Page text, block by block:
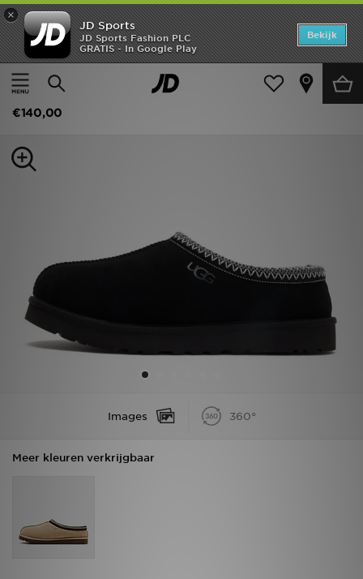
×
JD Sports
JD Sports Fashion PLC
GRATIS - In Google Play
Bekijk
Thuis
Heren Herenschoenen Sneakers
UGG Tasman II
€140,00
Images 360°
Meer kleuren verkrijgbaar
Home
Offers
Dames
Voetbal
Sports
Download de app